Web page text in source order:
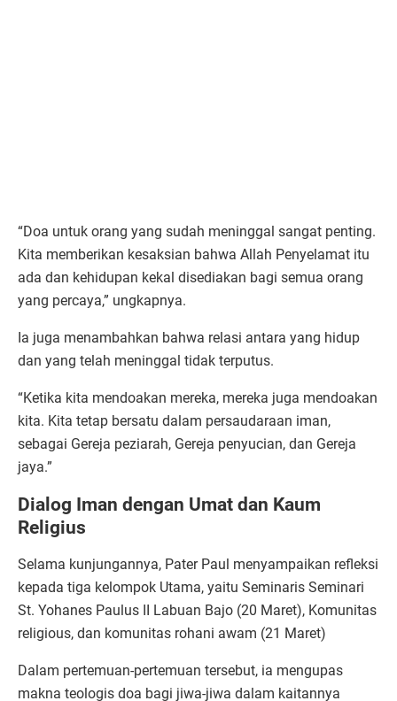
“Doa untuk orang yang sudah meninggal sangat penting.
Kita memberikan kesaksian bahwa Allah Penyelamat itu
ada dan kehidupan kekal disediakan bagi semua orang
yang percaya,” ungkapnya.
Ia juga menambahkan bahwa relasi antara yang hidup
dan yang telah meninggal tidak terputus.
“Ketika kita mendoakan mereka, mereka juga mendoakan
kita. Kita tetap bersatu dalam persaudaraan iman,
sebagai Gereja peziarah, Gereja penyucian, dan Gereja
jaya.”
Dialog Iman dengan Umat dan Kaum
Religius
Selama kunjungannya, Pater Paul menyampaikan refleksi
kepada tiga kelompok Utama, yaitu Seminaris Seminari
St. Yohanes Paulus II Labuan Bajo (20 Maret), Komunitas
religious, dan komunitas rohani awam (21 Maret)
Dalam pertemuan-pertemuan tersebut, ia mengupas
makna teologis doa bagi jiwa-jiwa dalam kaitannya